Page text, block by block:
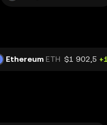
Ethereum ETH $1 902,5